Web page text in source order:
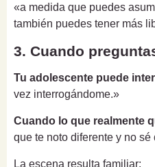
«a medida que puedes
también puedes tener más
3. Cuando
Tu adolescente puede
vez interrogándome.»
Cuando lo que realmente
que te noto diferente y no sé
La escena resulta familiar: